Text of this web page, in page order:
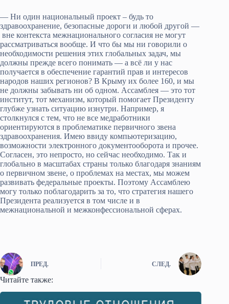
— Ни один национальный проект – будь то
здравоохранение, безопасные дороги и любой другой —
вне контекста межнационального согласия не могут
рассматриваться вообще. И что бы мы ни говорили о
необходимости решения этих глобальных задач, мы
должны прежде всего понимать — а всё ли у нас
получается в обеспечение гарантий прав и интересов
народов наших регионов? В Крыму их более 160, и мы
не должны забывать ни об одном. Ассамблея — это тот
институт, тот механизм, который помогает Президенту
глубже узнать ситуацию изнутри. Например, я
столкнулся с тем, что не все медработники
ориентируются в проблематике первичного звена
здравоохранения. Имею ввиду компьютеризацию,
возможности электронного документооборота и прочее.
Согласен, это непросто, но сейчас необходимо. Так и
глобально в масштабах страны только благодаря знаниям
о первичном звене, о проблемах на местах, мы можем
развивать федеральные проекты. Поэтому Ассамблею
могу только поблагодарить за то, что стратегия нашего
Президента реализуется в том числе и в
межнациональной и межконфессиональной сферах.
ПРЕД. СЛЕД.
Читайте также: